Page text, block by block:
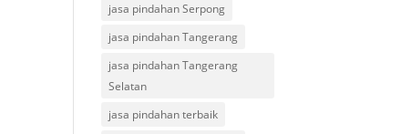
jasa pindahan Serpong
jasa pindahan Tangerang
jasa pindahan Tangerang
Selatan
jasa pindahan terbaik